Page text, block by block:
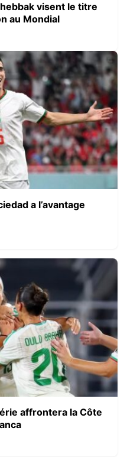
visent le titre
au Mondial
a l’avantage
affrontera la Côte